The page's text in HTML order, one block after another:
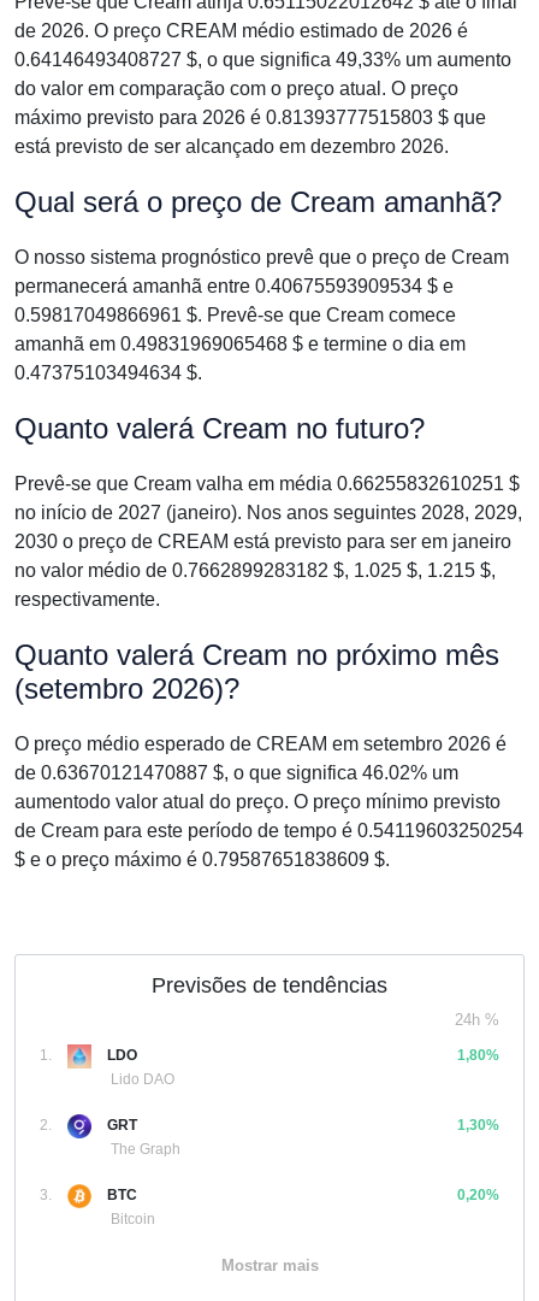
de 2026. O preço CREAM médio estimado de 2026 é
0.64146493408727 $, o que significa 49,33% um aumento
do valor em comparação com o preço atual. O preço
máximo previsto para 2026 é 0.81393777515803 $ que
está previsto de ser alcançado em dezembro 2026.
Qual será o preço de Cream amanhã?
O nosso sistema prognóstico prevê que o preço de Cream
permanecerá amanhã entre 0.40675593909534 $ e
0.59817049866961 $. Prevê-se que Cream comece
amanhã em 0.49831969065468 $ e termine o dia em
0.47375103494634 $.
Quanto valerá Cream no futuro?
Prevê-se que Cream valha em média 0.66255832610251 $
no início de 2027 (janeiro). Nos anos seguintes 2028, 2029,
2030 o preço de CREAM está previsto para ser em janeiro
no valor médio de 0.7662899283182 $, 1.025 $, 1.215 $,
respectivamente.
Quanto valerá Cream no próximo mês
(setembro 2026)?
O preço médio esperado de CREAM em setembro 2026 é
de 0.63670121470887 $, o que significa 46.02% um
aumentodo valor atual do preço. O preço mínimo previsto
de Cream para este período de tempo é 0.54119603250254
$ e o preço máximo é 0.79587651838609 $.
Previsões de tendências
24h %
1.
LDO
Lido DAO
1,80%
2.
GRT
The Graph
1,30%
3.
BTC
Bitcoin
0,20%
Mostrar mais